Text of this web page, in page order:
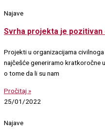
Najave
Svrha projekta je
Projekti u organizacijama
najčešće generiramo kratkoročne
o tome da li su nam
Pročitaj »
25/01/2022
Najave